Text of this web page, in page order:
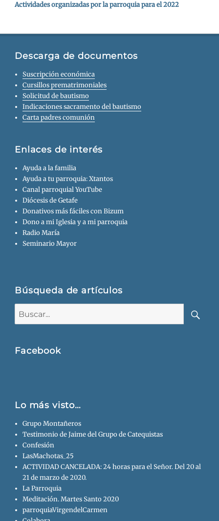
Actividades organizadas por la parroquia para el 2022
Descarga de documentos
Suscripción económica
Cursillos prematrimoniales
Solicitud de bautismo
Indicaciones sacramento del bautismo
Carta padres comunión
Enlaces de interés
Ayuda a la familia
Ayuda a tu parroquia: Xtantos
Canal parroquial YouTube
Diócesis de Getafe
Donativos más fáciles con Bizum
Dono a mi Iglesia y a mi parroquia
Radio María
Seminario Mayor
Búsqueda de artículos
Facebook
Lo más visto…
Grupo Montañeros
Testimonio de Jaime del Grupo de Catequistas
Confesión
LasMachotas_25
ACTIVIDAD CANCELADA: 24 horas para el Señor. Del 20 al
21 de marzo de 2020.
La Parroquia
Meditación. Martes Santo 2020
parroquiaVirgendelCarmen